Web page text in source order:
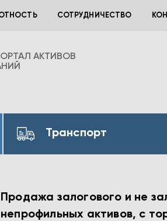
СОТРУДНИЧЕСТВО
АКТИВОВ
Транспорт
Продажа залогового и не
непрофильных активов, с